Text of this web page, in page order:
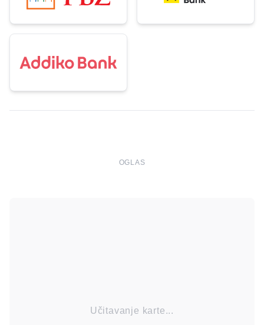
OGLAS
Učitavanje karte...